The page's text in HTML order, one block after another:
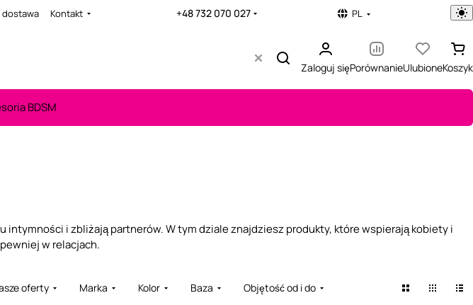
dostawa Kontakt +48 732 070 027 PL
Zaloguj sięPorównanieUlubioneKoszyk
BDSM
i zbliżają partnerów. W tym dziale znajdziesz produkty, które wspierają kobiety i
w relacjach.
oferty Marka Kolor Baza
Objętość od i do